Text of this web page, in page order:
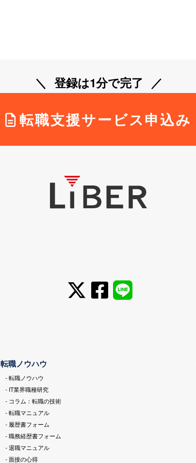
登録は1分で完了
転職支援サービス申込み
転職ノウハウ
- 転職ノウハウ
- IT業界職種研究
- コラム：転職の技術
- 転職マニュアル
- 履歴書フォーム
- 職務経歴書フォーム
- 退職マニュアル
- 面接の心得